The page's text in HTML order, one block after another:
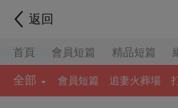
返回
首頁 會員短篇 精品短篇
全部 會員短篇 追妻火葬場